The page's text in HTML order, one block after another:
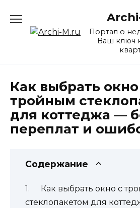
содержанию
Портал о
Ваш ключ
Как выбрать
тройным
для коттеджа —
переплат и
Содержание
Как выбрать окно с
стеклопакетом для